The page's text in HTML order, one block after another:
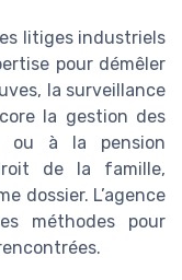
litiges industriels
pour démêler
la surveillance
la gestion des
ou à la pension
de la famille,
dossier. L’agence
méthodes pour